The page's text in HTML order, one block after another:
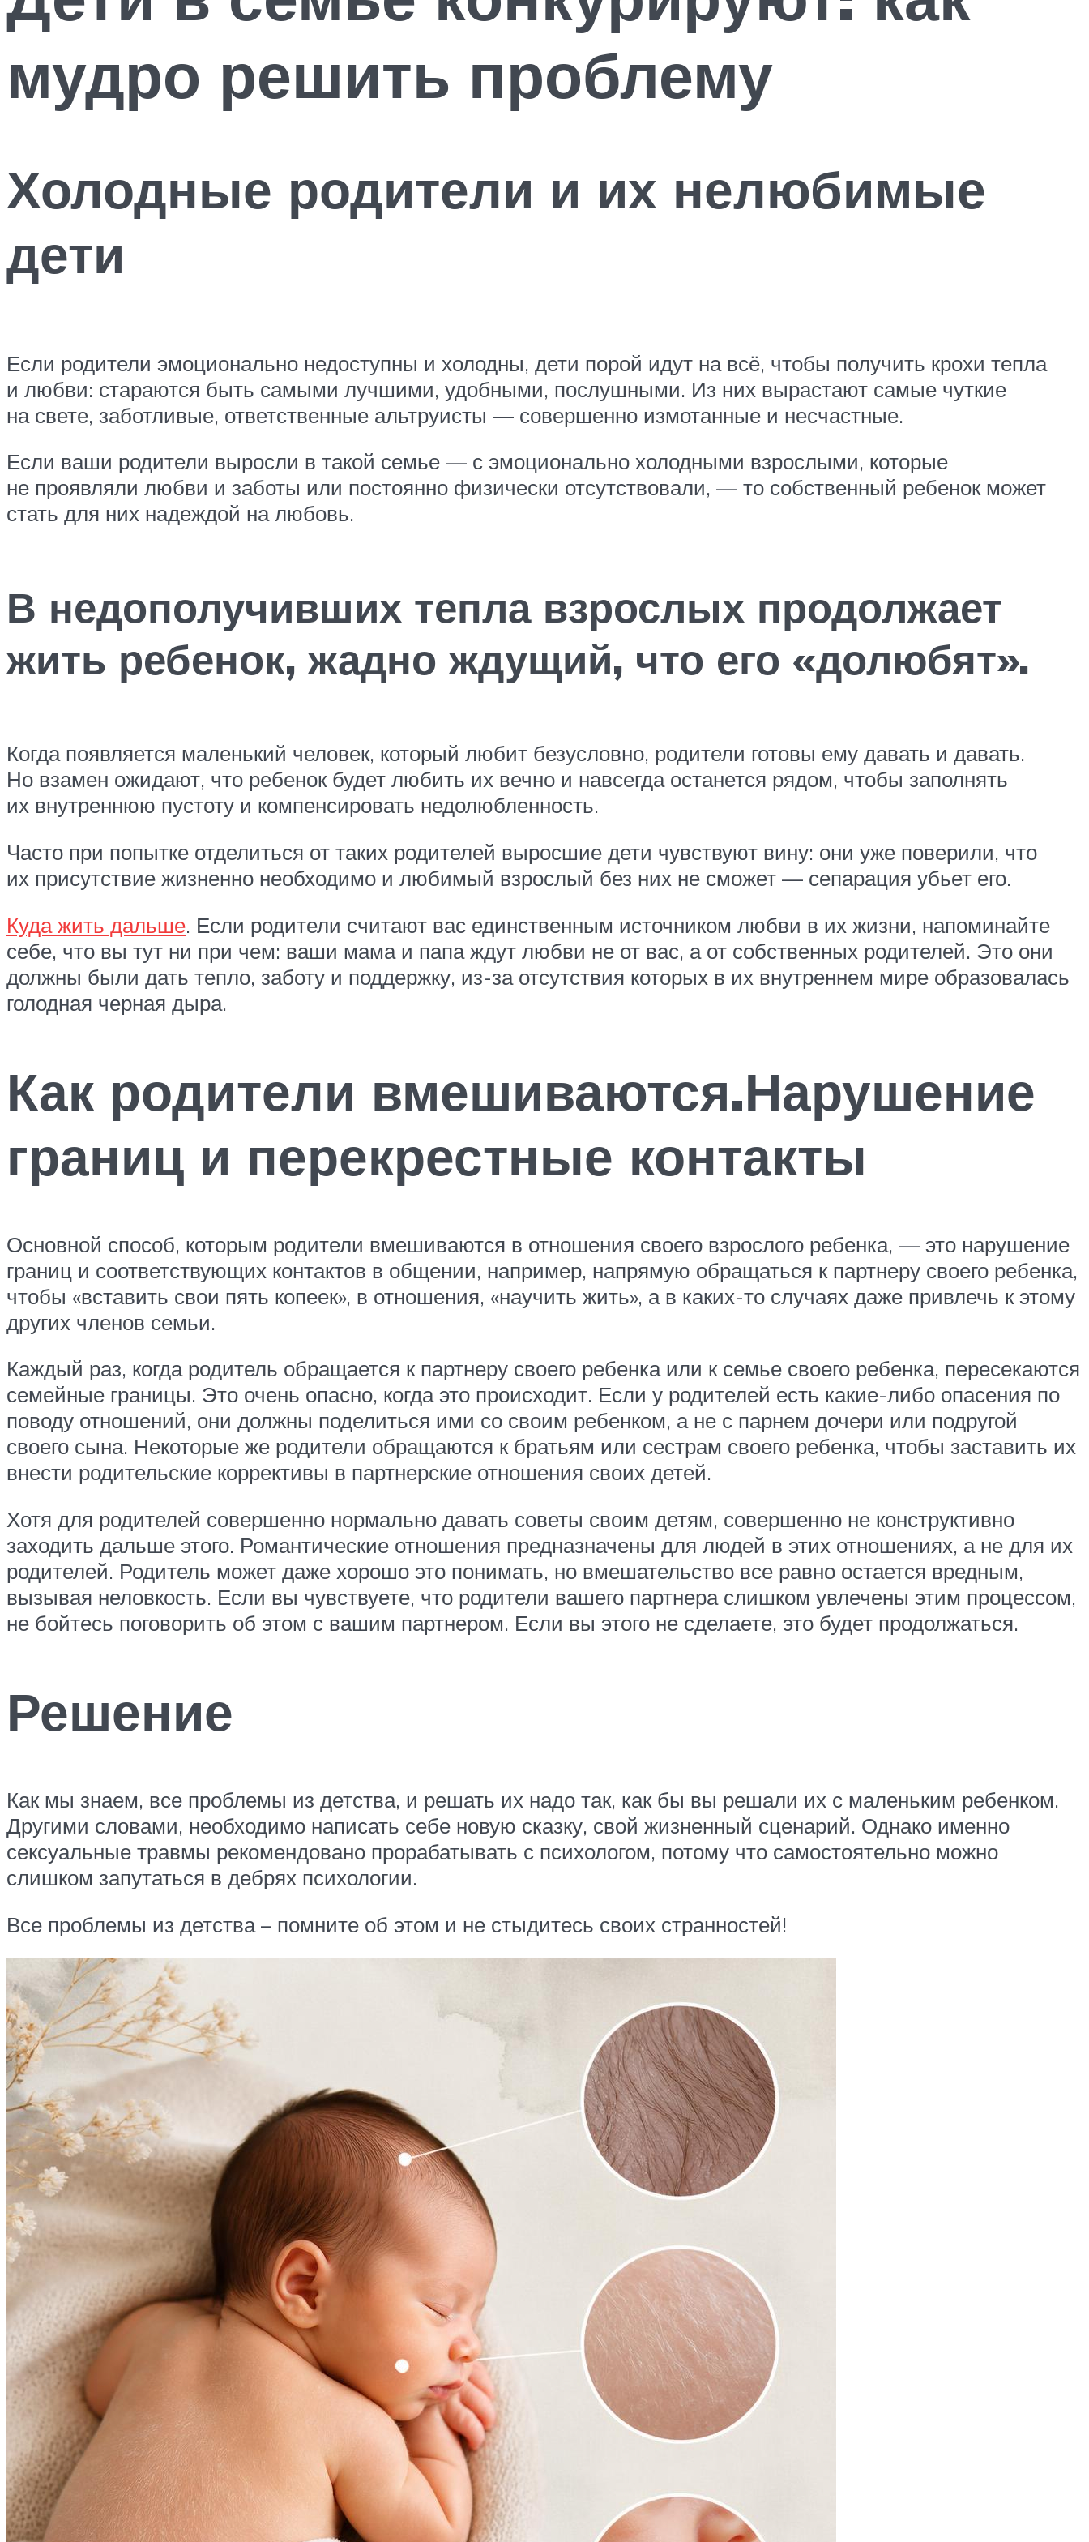
мудро решить проблему
Холодные родители и их нелюбимые
дети
Если родители эмоционально недоступны и холодны, дети порой идут на всё, чтобы получить крохи тепла
и любви: стараются быть самыми лучшими, удобными, послушными. Из них вырастают самые чуткие
на свете, заботливые, ответственные альтруисты — совершенно измотанные и несчастные.
Если ваши родители выросли в такой семье — с эмоционально холодными взрослыми, которые
не проявляли любви и заботы или постоянно физически отсутствовали, — то собственный ребенок может
стать для них надеждой на любовь.
В недополучивших тепла взрослых продолжает
жить ребенок, жадно ждущий, что его «долюбят».
Когда появляется маленький человек, который любит безусловно, родители готовы ему давать и давать.
Но взамен ожидают, что ребенок будет любить их вечно и навсегда останется рядом, чтобы заполнять
их внутреннюю пустоту и компенсировать недолюбленность.
Часто при попытке отделиться от таких родителей выросшие дети чувствуют вину: они уже поверили, что
их присутствие жизненно необходимо и любимый взрослый без них не сможет — сепарация убьет его.
Куда жить дальше. Если родители считают вас единственным источником любви в их жизни, напоминайте
себе, что вы тут ни при чем: ваши мама и папа ждут любви не от вас, а от собственных родителей. Это они
должны были дать тепло, заботу и поддержку, из-за отсутствия которых в их внутреннем мире образовалась
голодная черная дыра.
Как родители вмешиваются.Нарушение
границ и перекрестные контакты
Основной способ, которым родители вмешиваются в отношения своего взрослого ребенка, — это нарушение
границ и соответствующих контактов в общении, например, напрямую обращаться к партнеру своего ребенка,
чтобы «вставить свои пять копеек», в отношения, «научить жить», а в каких-то случаях даже привлечь к этому
других членов семьи.
Каждый раз, когда родитель обращается к партнеру своего ребенка или к семье своего ребенка, пересекаются
семейные границы. Это очень опасно, когда это происходит. Если у родителей есть какие-либо опасения по
поводу отношений, они должны поделиться ими со своим ребенком, а не с парнем дочери или подругой
своего сына. Некоторые же родители обращаются к братьям или сестрам своего ребенка, чтобы заставить их
внести родительские коррективы в партнерские отношения своих детей.
Хотя для родителей совершенно нормально давать советы своим детям, совершенно не конструктивно
заходить дальше этого. Романтические отношения предназначены для людей в этих отношениях, а не для их
родителей. Родитель может даже хорошо это понимать, но вмешательство все равно остается вредным,
вызывая неловкость. Если вы чувствуете, что родители вашего партнера слишком увлечены этим процессом,
не бойтесь поговорить об этом с вашим партнером. Если вы этого не сделаете, это будет продолжаться.
Решение
Как мы знаем, все проблемы из детства, и решать их надо так, как бы вы решали их с маленьким ребенком.
Другими словами, необходимо написать себе новую сказку, свой жизненный сценарий. Однако именно
сексуальные травмы рекомендовано прорабатывать с психологом, потому что самостоятельно можно
слишком запутаться в дебрях психологии.
Все проблемы из детства – помните об этом и не стыдитесь своих странностей!